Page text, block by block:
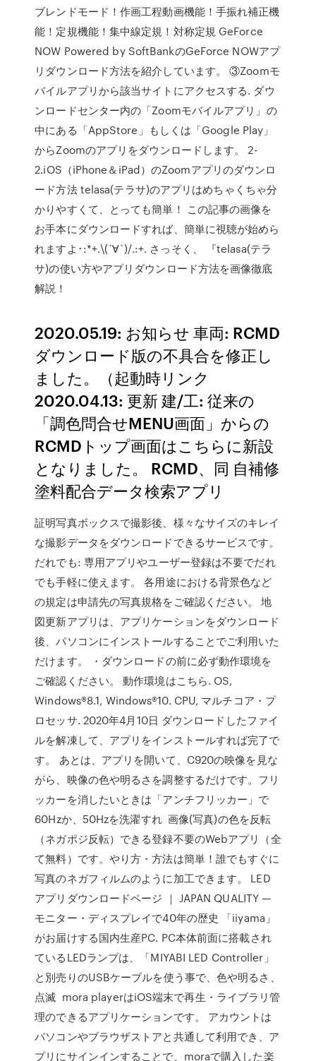
ブレンドモード！作画工程動画機能！手振れ補正機
能！定規機能！集中線定規！対称定規 GeForce
NOW Powered by SoftBankのGeForce NOWアプ
リダウンロード方法を紹介しています。 ③Zoomモ
バイルアプリから該当サイトにアクセスする. ダウ
ンロードセンター内の「Zoomモバイルアプリ」の
中にある「AppStore」もしくは「Google Play」
からZoomのアプリをダウンロードします。 2-
2.iOS（iPhone＆iPad）のZoomアプリのダウンロ
ード方法 telasa(テラサ)のアプリはめちゃくちゃ分
かりやすくて、とっても簡単！ この記事の画像を
お手本にダウンロードすれば、簡単に視聴が始めら
れますよ･:*+.\(´∀`)/.:+. さっそく、 『telasa(テラ
サ)の使い方やアプリダウンロード方法を画像徹底
解説！
2020.05.19: お知らせ 車両: RCMD
ダウンロード版の不具合を修正し
ました。（起動時リンク
2020.04.13: 更新 建/工: 従来の
「調色問合せMENU画面」からの
RCMDトップ画面はこちらに新設
となりました。 RCMD、同 自補修
塗料配合データ検索アプリ
証明写真ボックスで撮影後、様々なサイズのキレイ
な撮影データをダウンロードできるサービスです。
だれでも: 専用アプリやユーザー登録は不要でだれ
でも手軽に使えます。 各用途における背景色など
の規定は申請先の写真規格をご確認ください。 地
図更新アプリは、アプリケーションをダウンロード
後、パソコンにインストールすることでご利用いた
だけます。 ・ダウンロードの前に必ず動作環境を
ご確認ください。 動作環境はこちら. OS,
Windows®8.1, Windows®10. CPU, マルチコア・プ
ロセッサ. 2020年4月10日 ダウンロードしたファイ
ルを解凍して、アプリをインストールすれば完了で
す。 あとは、アプリを開いて、C920の映像を見な
がら、映像の色や明るさを調整するだけです。フリ
ッカーを消したいときは「アンチフリッカー」で
60Hzか、50Hzを洗濯すれ 画像(写真)の色を反転
（ネガポジ反転）できる登録不要のWebアプリ（全
て無料）です。やり方・方法は簡単！誰でもすぐに
写真のネガフィルムのように加工できます。 LED
アプリダウンロードページ ｜ JAPAN QUALITY —
モニター・ディスプレイで40年の歴史 「iiyama」
がお届けする国内生産PC. PC本体前面に搭載され
ているLEDランプは、「MIYABI LED Controller」
と別売りのUSBケーブルを使う事で、色や明るさ、
点滅 mora playerはiOS端末で再生・ライブラリ管
理のできるアプリケーションです。 アカウントは
パソコンやブラウザストアと共通して利用でき、ア
プリにサインインすることで、moraで購入した楽